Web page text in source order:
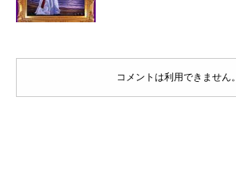
コメントは利用できません。